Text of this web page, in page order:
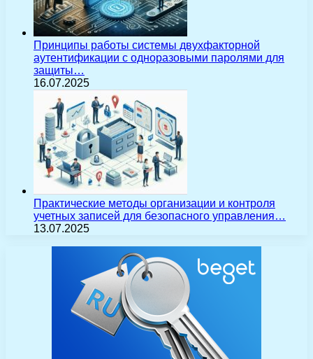
Принципы работы системы двухфакторной
аутентификации с одноразовыми паролями для
защиты…
16.07.2025
Практические методы организации и контроля
учетных записей для безопасного управления…
13.07.2025